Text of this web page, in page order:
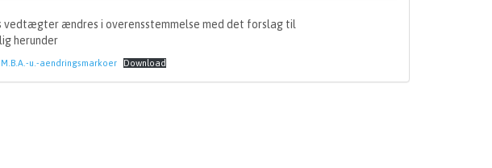
ændres i overensstemmelse med det forslag til
herunder
u.-aendringsmarkoer Download